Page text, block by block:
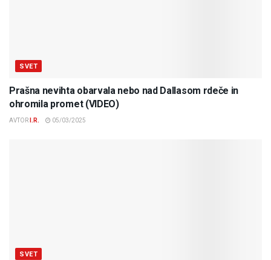
SVET
Prašna nevihta obarvala nebo nad Dallasom rdeče in
ohromila promet (VIDEO)
AVTOR I.R. 05/03/2025
SVET